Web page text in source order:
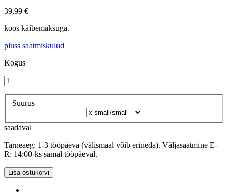
39,99 €
koos käibemaksuga.
pluss saatmiskulud
Kogus
Suurus
saadaval
Tarneaeg: 1-3 tööpäeva (välismaal võib erineda). Väljasaatmine E-
R: 14:00-ks samal tööpäeval.
Lisa ostukorvi